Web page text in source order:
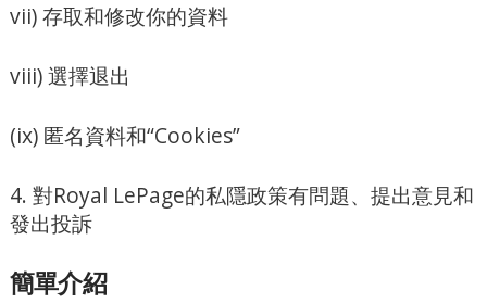
vii) 存取和修改你的資料
viii) 選擇退出
(ix) 匿名資料和“Cookies”
4. 對Royal LePage的私隱政策有問題、提出意見和
發出投訴
簡單介紹